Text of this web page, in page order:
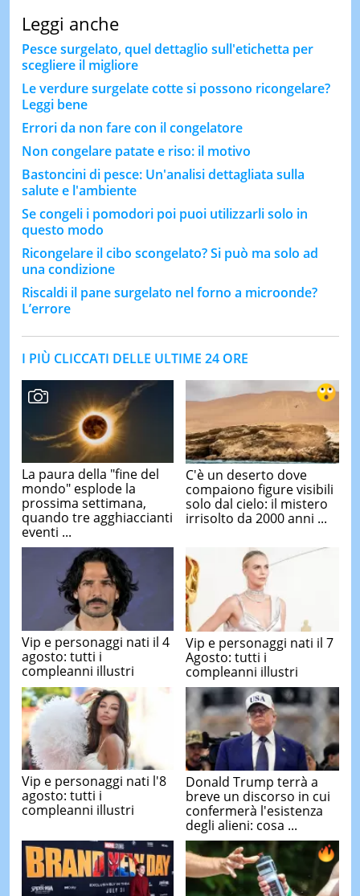
Leggi anche
Pesce surgelato, quel dettaglio sull'etichetta per
scegliere il migliore
Le verdure surgelate cotte si possono ricongelare?
Leggi bene
Errori da non fare con il congelatore
Non congelare patate e riso: il motivo
Bastoncini di pesce: Un'analisi dettagliata sulla
salute e l'ambiente
Se congeli i pomodori poi puoi utilizzarli solo in
questo modo
Ricongelare il cibo scongelato? Si può ma solo ad
una condizione
Riscaldi il pane surgelato nel forno a microonde?
L’errore
I PIÙ CLICCATI DELLE ULTIME 24 ORE
La paura della "fine del
mondo" esplode la
prossima settimana,
quando tre agghiaccianti
eventi ...
C'è un deserto dove
compaiono figure visibili
solo dal cielo: il mistero
irrisolto da 2000 anni ...
Vip e personaggi nati il 4
agosto: tutti i
compleanni illustri
Vip e personaggi nati il 7
Agosto: tutti i
compleanni illustri
Vip e personaggi nati l'8
agosto: tutti i
compleanni illustri
Donald Trump terrà a
breve un discorso in cui
confermerà l'esistenza
degli alieni: cosa ...